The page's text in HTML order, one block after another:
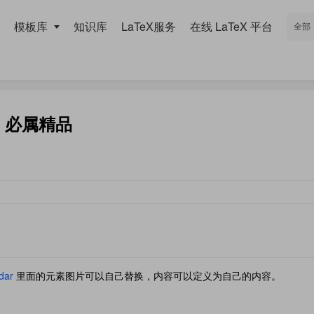
模板库 知识库 LaTeX服务 在线 LaTeX 平台
属精品
里面的元素图片可以自己替换，内容可以定义为自己的内容。